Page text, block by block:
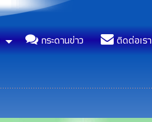
กระดานข่าว ติดต่อเรา